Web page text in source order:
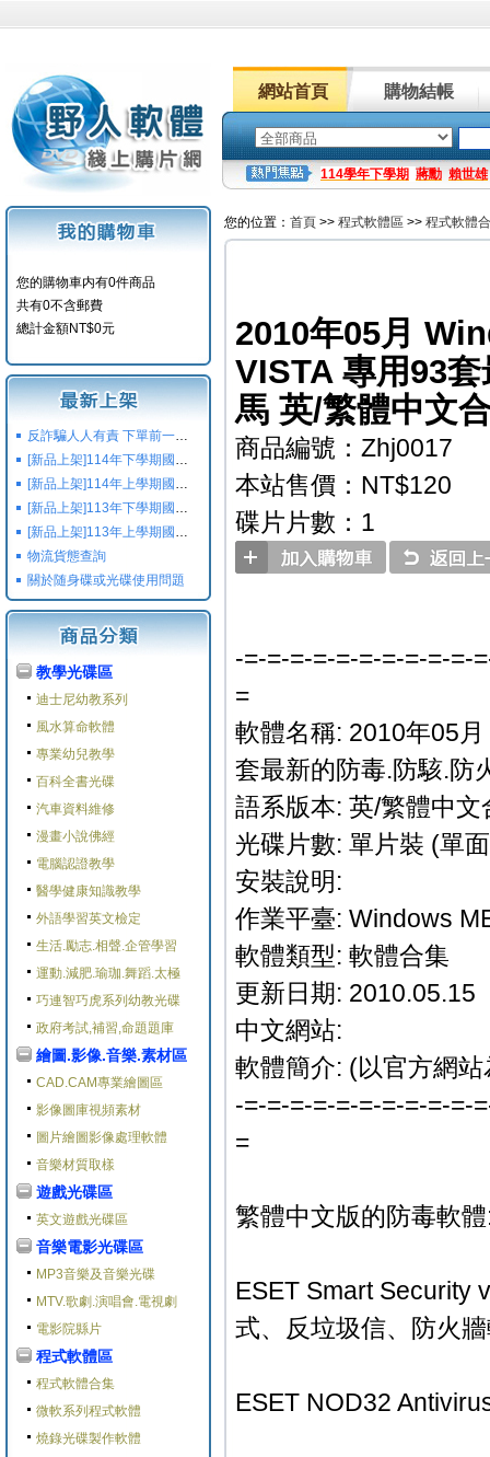
網站首頁 購物結帳
114學年下學期 蔣勳 賴世雄
您的購物車内有0件商品
共有0不含郵費
總計金額NT$0元
反詐騙人人有責 下單前一定要注意
[新品上架]114年下學期國小國中高中命題光碟,校用卷,習作
[新品上架]114年上學期國小國中高中命題光碟,校用卷,習作
[新品上架]113年下學期國小國中高中命題光碟,校用卷,習作
[新品上架]113年上學期國小國中高中命題光碟,校用卷,習作
物流貨態查詢
關於随身碟或光碟使用問題
教學光碟區
迪士尼幼教系列
風水算命軟體
專業幼兒教學
百科全書光碟
汽車資料維修
漫畫小說佛經
電腦認證教學
醫學健康知識教學
外語學習英文檢定
生活.勵志.相聲.企管學習
運動.減肥.瑜珈.舞蹈.太極
巧連智巧虎系列幼教光碟
政府考試,補習,命題題庫
繪圖.影像.音樂.素材區
CAD.CAM專業繪圖區
影像圖庫視頻素材
圖片繪圖影像處理軟體
音樂材質取樣
遊戲光碟區
英文遊戲光碟區
音樂電影光碟區
MP3音樂及音樂光碟
MTV.歌劇.演唱會.電視劇
電影院縣片
程式軟體區
程式軟體合集
微軟系列程式軟體
燒錄光碟製作軟體
您的位置： 首頁 >> 程式軟體區 >> 程式軟體
2010年05月
VISTA 專用93
馬 英/繁體中文
商品編號：Zhj0017
本站售價：NT$120
碟片片數：1
-=-=-=-=-=-=-=-=-=-=-
=
軟體名稱: 2010年05
套最新的防毒.防駭.防
語系版本: 英/繁體中
光碟片數: 單片裝 (單
安裝說明:
作業平臺: Windows
軟體類型: 軟體合集
更新日期: 2010.05.15
中文網站:
軟體簡介: (以官方網站
-=-=-=-=-=-=-=-=-=-=-
=
繁體中文版的防毒軟
ESET Smart Security
式、反垃圾信、防火
ESET NOD32